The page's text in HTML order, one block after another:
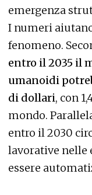
emergenza
I numeri
fenomeno.
entro il 2035 il
umanoidi
di dollari, con
mondo.
entro il 2030
lavorative nelle
essere